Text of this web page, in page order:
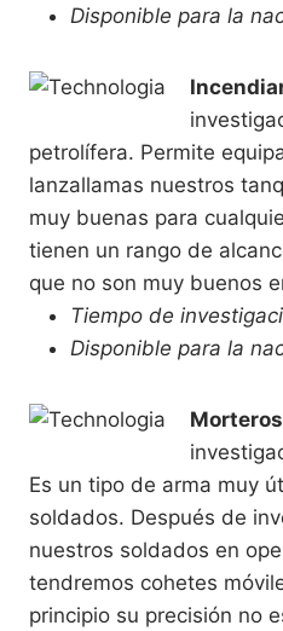
Disponible para la
petrolífera. Permite
lanzallamas nuestros
muy buenas para
tienen un rango de
que no son muy buenos
Tiempo de
Disponible para la
Morteros
Es un tipo de arma muy
soldados. Después de
nuestros soldados en
tendremos cohetes
principio su precisión no